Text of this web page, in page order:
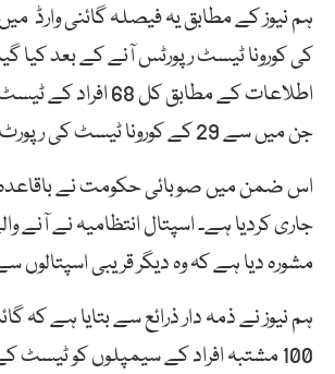
ہم نیوز کے مطابق یہ فیصلہ گائنی وارڈ
کی کورونا ٹیسٹ رپورٹس آنے کے بعد کیا
اطلاعات کے مطابق کل
جن میں سے 29 کے کورونا ٹیسٹ کی رپورٹ مثبت آگئی ہے۔
اس ضمن میں صوبائی حکومت نے
جاری کردیا ہے۔ اسپتال انتظامیہ نے آنے
مشورہ دیا ہے کہ وہ دیگر قریبی اسپتالوں
ہم نیوز نے ذمہ دار ذرائع سے بتایا ہے کہ
100 مشتبہ افراد کے سیمپلوں کو ٹیسٹ